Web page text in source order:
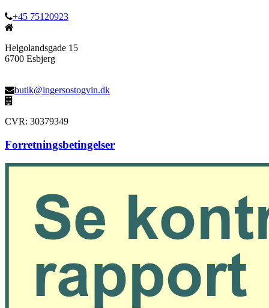
+45 75120923
Helgolandsgade 15
6700 Esbjerg
butik@ingersostogvin.dk
CVR: 30379349
Forretningsbetingelser